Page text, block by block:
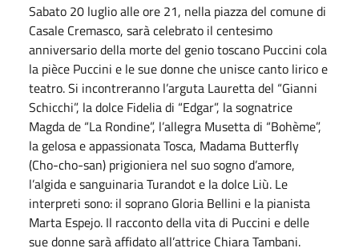
Sabato 20 luglio alle ore 21, nella piazza del comune di
Casale Cremasco, sarà celebrato il centesimo
anniversario della morte del genio toscano Puccini cola
la pièce Puccini e le sue donne che unisce canto lirico e
teatro. Si incontreranno l’arguta Lauretta del “Gianni
Schicchi”, la dolce Fidelia di “Edgar”, la sognatrice
Magda de “La Rondine”, l’allegra Musetta di “Bohème”,
la gelosa e appassionata Tosca, Madama Butterfly
(Cho-cho-san) prigioniera nel suo sogno d’amore,
l’algida e sanguinaria Turandot e la dolce Liù. Le
interpreti sono: il soprano Gloria Bellini e la pianista
Marta Espejo. Il racconto della vita di Puccini e delle
sue donne sarà affidato all’attrice Chiara Tambani.